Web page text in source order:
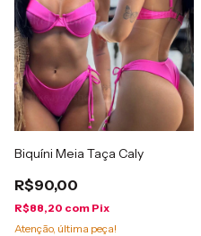
Biquíni Meia Taça Caly
R$90,00
R$88,20 com Pix
Atenção, última peça!